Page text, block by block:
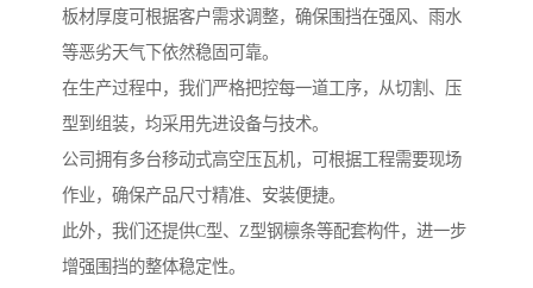
板材厚度可根据客户需求调整，确保围挡在强风、雨水
等恶劣天气下依然稳固可靠。
在生产过程中，我们严格把控每一道工序，从切割、压
型到组装，均采用先进设备与技术。
公司拥有多台移动式高空压瓦机，可根据工程需要现场
作业，确保产品尺寸精准、安装便捷。
此外，我们还提供C型、Z型钢檩条等配套构件，进一步
增强围挡的整体稳定性。